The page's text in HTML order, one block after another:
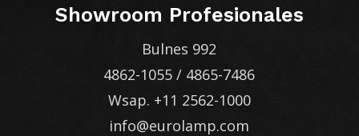
Showroom Profesionales
Bulnes 992
4862-1055 / 4865-7486
Wsap. +11 2562-1000
info@eurolamp.com